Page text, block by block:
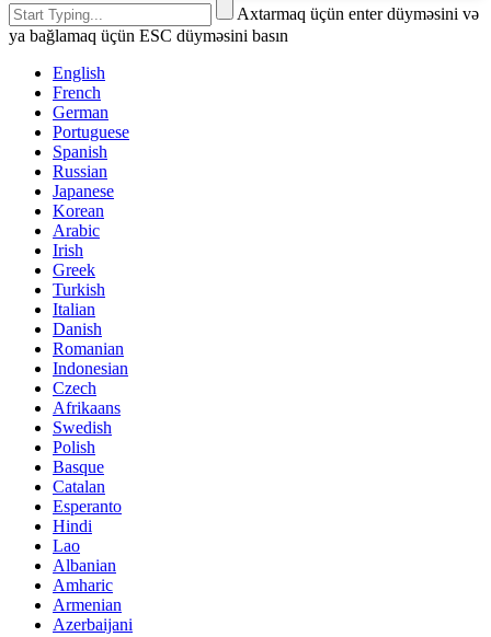
Axtarmaq üçün enter düyməsini və
ya bağlamaq üçün ESC düyməsini basın
English
French
German
Portuguese
Spanish
Russian
Japanese
Korean
Arabic
Irish
Greek
Turkish
Italian
Danish
Romanian
Indonesian
Czech
Afrikaans
Swedish
Polish
Basque
Catalan
Esperanto
Hindi
Lao
Albanian
Amharic
Armenian
Azerbaijani